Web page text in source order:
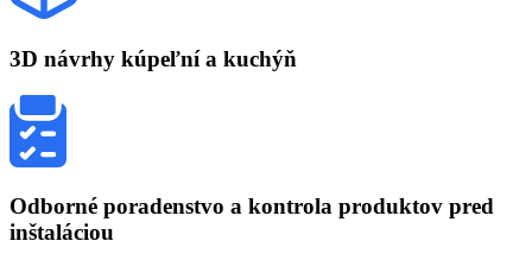
3D návrhy kúpeľní a kuchýň
Odborné poradenstvo a kontrola produktov pred
inštaláciou